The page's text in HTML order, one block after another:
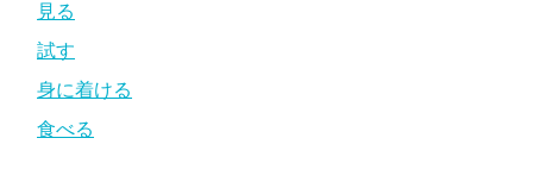
見る
試す
身に着ける
食べる